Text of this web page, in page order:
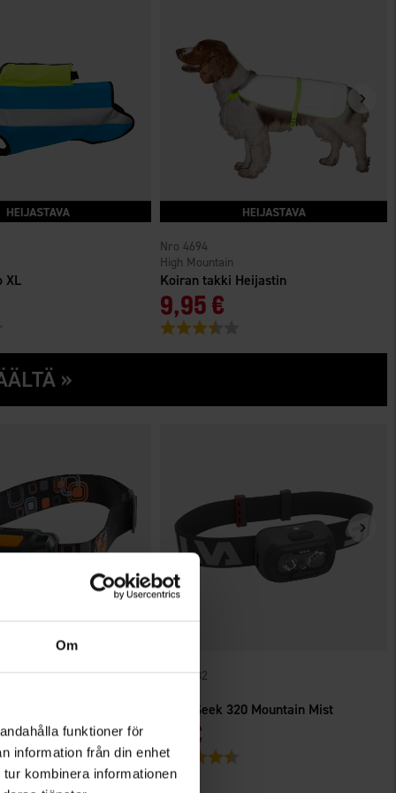
Om
funktioner för
information från din enhet
kombinera informationen
XL Koiran takki Heijastin
High Mountain
4694
9,95 €
Arvio:
»
€
4.3 5:sta tähdestä
Silva Seek 320 Mountain Mist
6182
22 €
Arvio: